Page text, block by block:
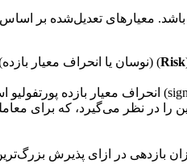
باشد. معیارهای تعدیل‌شده بر
Risk) (نوسان یا انحراف معیار
را در نظر می‌گیرد، که برای
بازدهی در ازای پذیرش